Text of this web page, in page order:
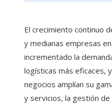
El crecimiento continuo
y medianas empresas
incrementado la
logísticas más eficaces,
negocios amplían su
y servicios, la gestión